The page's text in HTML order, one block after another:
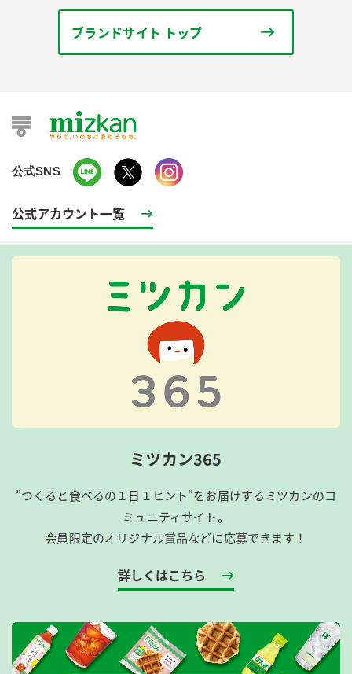
ブランドサイト トップ
公式SNS
公式アカウント一覧
ミツカン365
”つくると食べるの１日１ヒント”をお届けするミツカンのコ
ミュニティサイト。
会員限定のオリジナル賞品などに応募できます！
詳しくはこちら